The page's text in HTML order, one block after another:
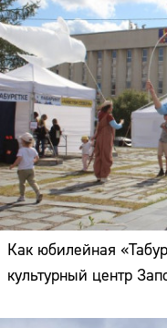
Как юбилейная
культурный центр